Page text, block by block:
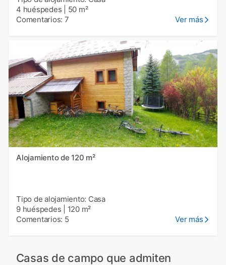
4 huéspedes
50 m²
Comentarios: 7
Ver más
Alojamiento de 120 m²
Tipo de alojamiento: Casa
9 huéspedes
120 m²
Comentarios: 5
Ver más
Casas de campo que admiten